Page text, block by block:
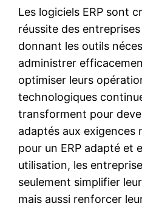
Les logiciels ERP sont
réussite des
donnant les outils
administrer
optimiser leurs
technologiques
transforment pour
adaptés aux exigences
pour un ERP adapté et
utilisation, les
seulement simplifier
mais aussi renforcer